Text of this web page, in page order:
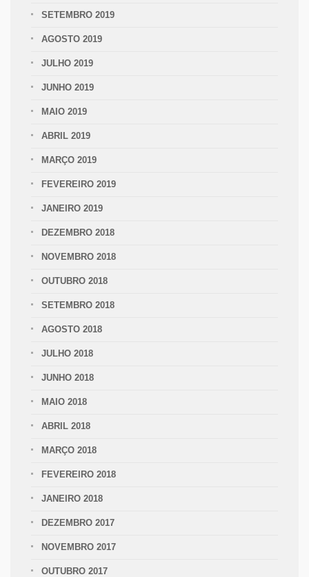
SETEMBRO 2019
AGOSTO 2019
JULHO 2019
JUNHO 2019
MAIO 2019
ABRIL 2019
MARÇO 2019
FEVEREIRO 2019
JANEIRO 2019
DEZEMBRO 2018
NOVEMBRO 2018
OUTUBRO 2018
SETEMBRO 2018
AGOSTO 2018
JULHO 2018
JUNHO 2018
MAIO 2018
ABRIL 2018
MARÇO 2018
FEVEREIRO 2018
JANEIRO 2018
DEZEMBRO 2017
NOVEMBRO 2017
OUTUBRO 2017